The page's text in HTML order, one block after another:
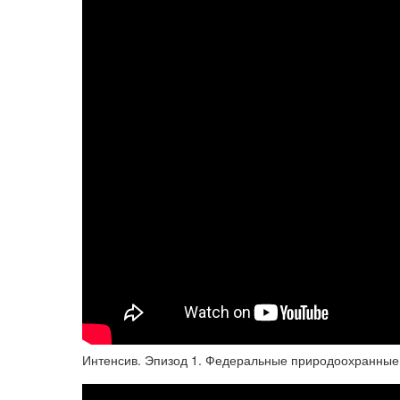
Интенсив. Эпизод 1. Федеральные